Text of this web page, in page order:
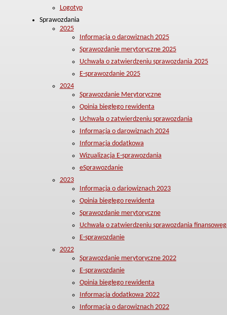
Logotyp
Sprawozdania
2025
Informacja o darowiznach 2025
Sprawozdanie merytoryczne 2025
Uchwała o zatwierdzeniu sprawozdania 2025
E-sprawozdanie 2025
2024
Sprawozdanie Merytoryczne
Opinia biegłego rewidenta
Uchwała o zatwierdzeniu sprawozdania
Informacja o darowiznach 2024
Informacja dodatkowa
Wizualizacja E-sprawozdania
eSprawozdanie
2023
Informacja o dariowiznach 2023
Opinia biegłego rewidenta
Sprawozdanie merytoryczne
Uchwała o zatwierdzeniu sprawozdania
E-sprawozdanie
2022
Sprawozdanie merytoryczne 2022
E-sprawozdanie
Opinia biegłego rewidenta
Informacja dodatkowa 2022
Informacja o darowiznach 2022